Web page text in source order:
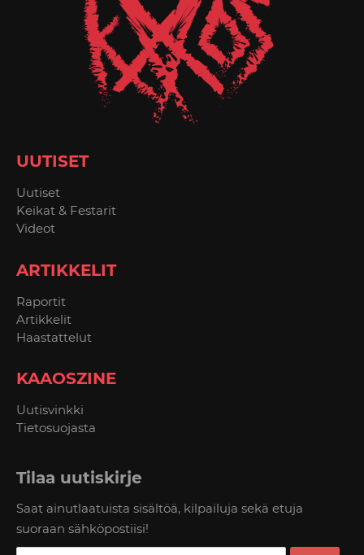
UUTISET
Uutiset
Keikat & Festarit
Videot
ARTIKKELIT
Raportit
Artikkelit
Haastattelut
KAAOSZINE
Uutisvinkki
Tietosuojasta
Tilaa uutiskirje
Saat ainutlaatuista sisältöä, kilpailuja sekä etuja
suoraan sähköpostiisi!